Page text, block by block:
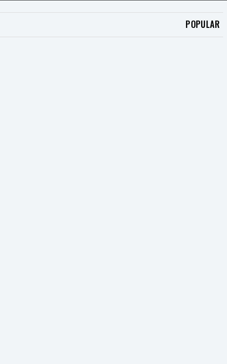
POPULAR